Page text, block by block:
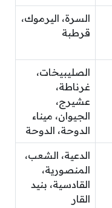
السرة، اليرموك،
قرطبة
الصليبيخات،
غرناطة،
عشيرج،
الجيوان، ميناء
الدوحة، الدوحة
الدعية، الشعب،
المنصورية،
القادسية، بنيد
القار